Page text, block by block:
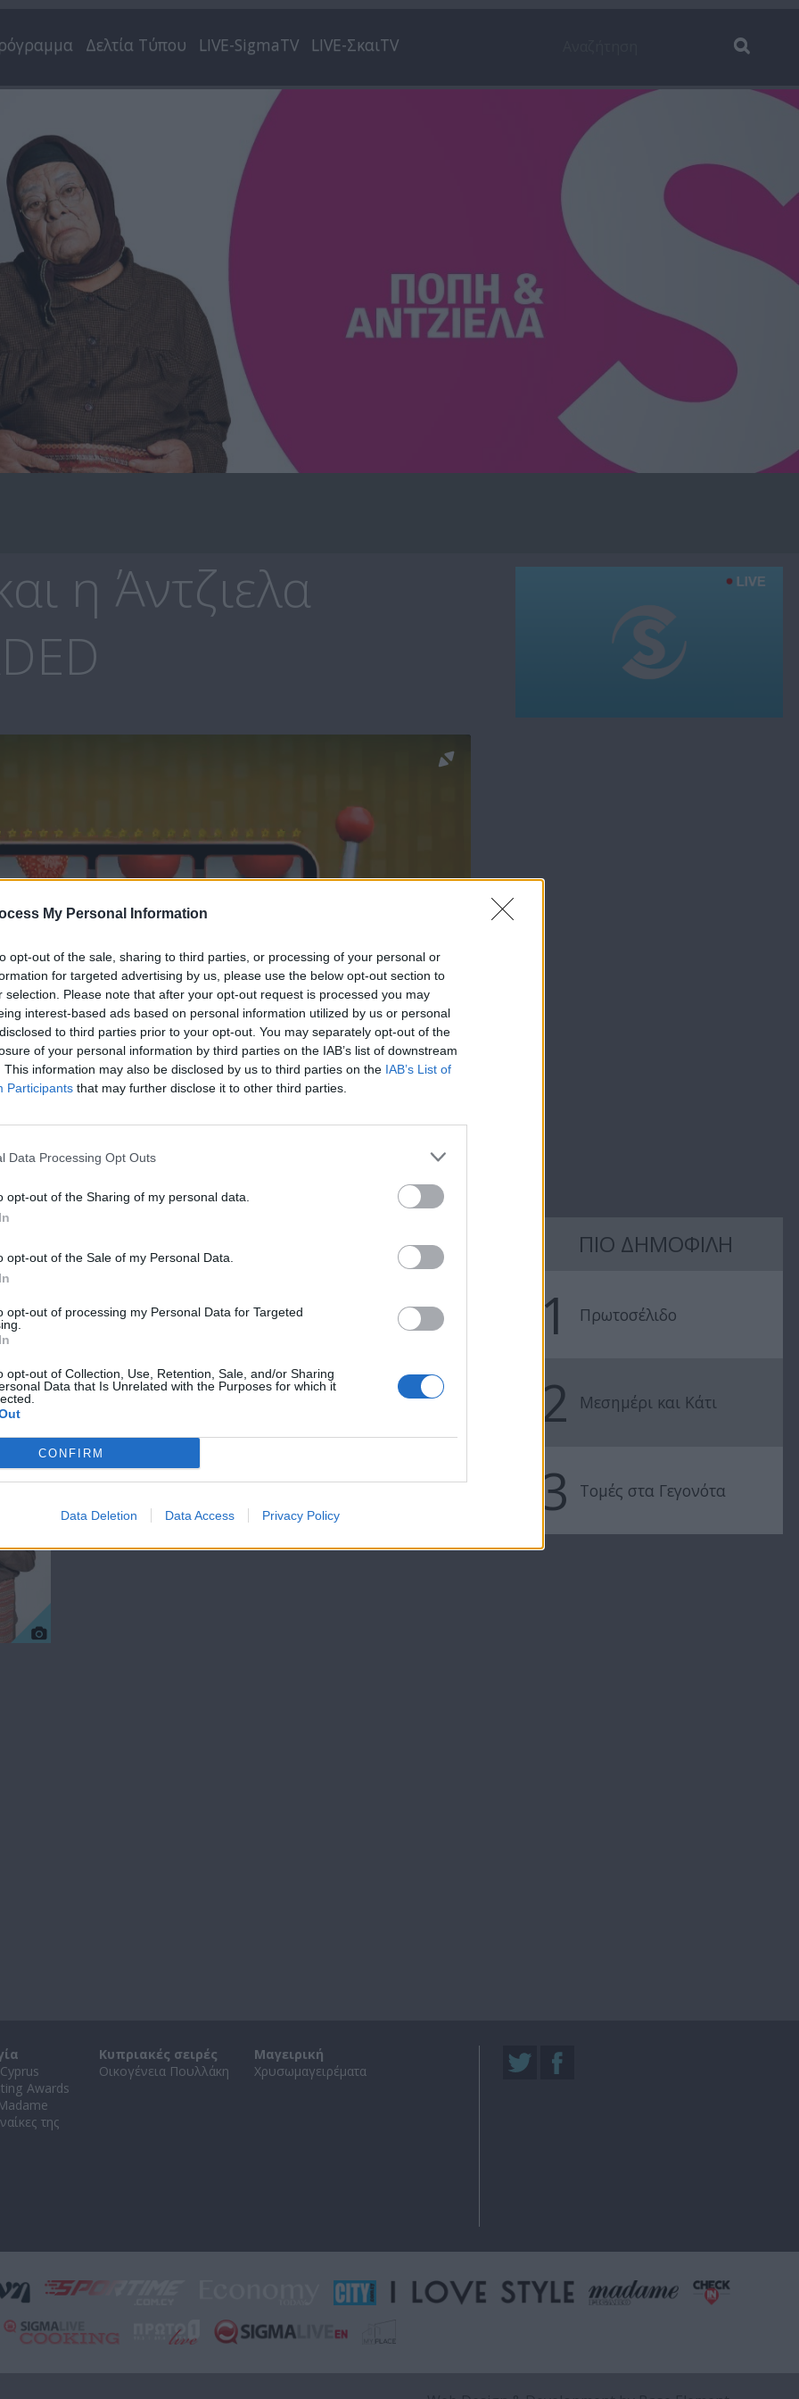
My Personal Information
opt-out of the sale, sharing to third parties, or processing of your personal or
for targeted advertising by us, please use the below opt-out section to
selection. Please note that after your opt-out request is processed you may
interest-based ads based on personal information utilized by us or personal
to third parties prior to your opt-out. You may separately opt-out of the
of your personal information by third parties on the IAB’s list of downstream
This information may also be disclosed by us to third parties on the IAB’s List of
Participants that may further disclose it to other third parties.
Data Processing Opt Outs
opt-out of the Sharing of my personal data.
opt-out of the Sale of my Personal Data.
opt-out of processing my Personal Data for Targeted
opt-out of Collection, Use, Retention, Sale, and/or Sharing
Data that Is Unrelated with the Purposes for which it
CONFIRM
Data Deletion Data Access Privacy Policy
Δελτία Τύπου LIVE-SigmaTV LIVE-ΣκαιTV
η Άντζιελα
24:34
Reloaded επ.07
Άντζιελα
Reloaded επ 13
Άντζιελα
Reloaded επ 12
Άντζιελα
Reloaded επ 11
ΠΙΟ ΔΗΜΟΦΙΛΗ
1 Πρωτοσέλιδο
2 Μεσημέρι και Κάτι
3 Τομές στα Γεγονότα
Awards
της
Κυπριακές σειρές
Οικογένεια Πουλλάκη
Μαγειρική
Χρυσωμαγειρέματα